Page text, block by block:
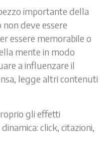
importante della
deve essere
essere memorabile o
mente in modo
a influenzare il
legge altri contenuti
gli effetti
click, citazioni,